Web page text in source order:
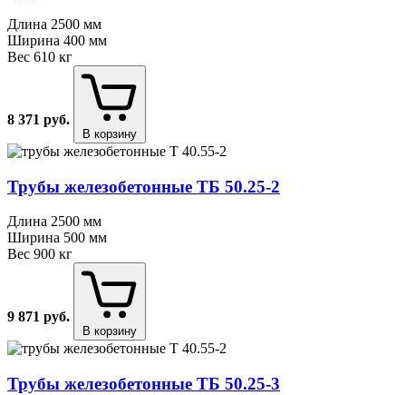
Длина 2500 мм
Ширина 400 мм
Вес 610 кг
8 371 руб.
В корзину
Трубы железобетонные ТБ 50.25⁠-⁠2
Длина 2500 мм
Ширина 500 мм
Вес 900 кг
9 871 руб.
В корзину
Трубы железобетонные ТБ 50.25⁠-⁠3